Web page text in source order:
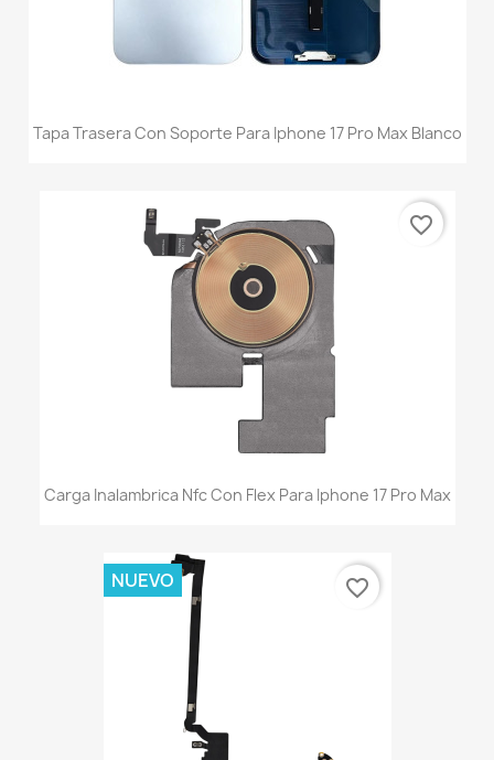
Tapa Trasera Con Soporte Para Iphone 17 Pro Max Blanco
Carga Inalambrica Nfc Con Flex Para Iphone 17 Pro Max
favorite_border
NUEVO favorite_border